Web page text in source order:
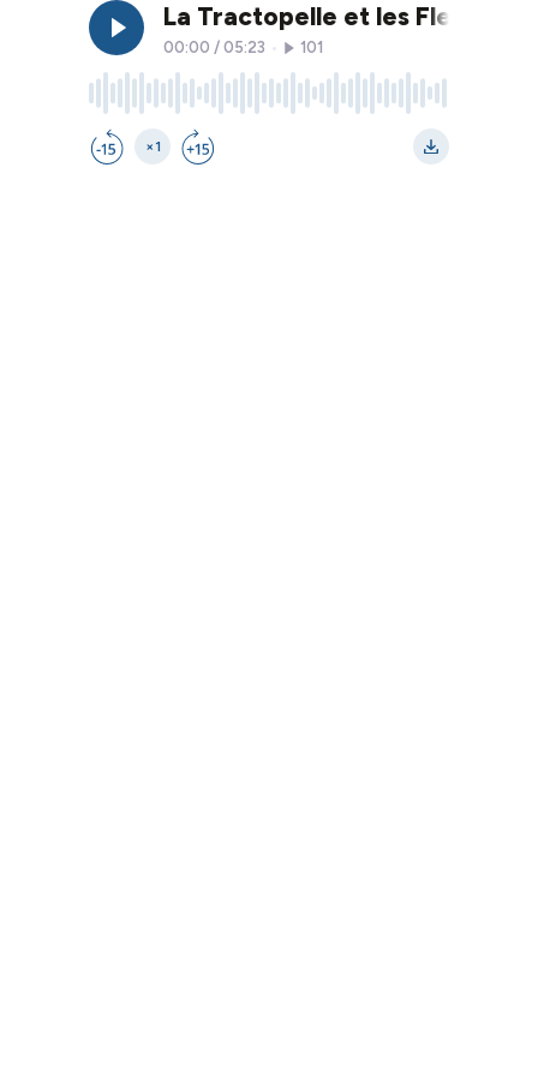
La Tractopelle et les Fleurs
00:00 / 05:23 101
×1